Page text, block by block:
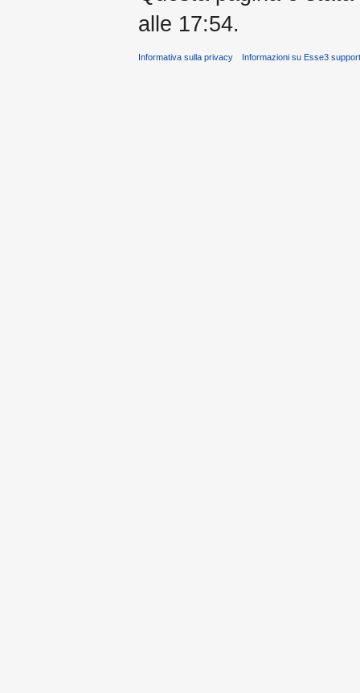
alle 17:54.
Informativa sulla privacy Informazioni su Esse3